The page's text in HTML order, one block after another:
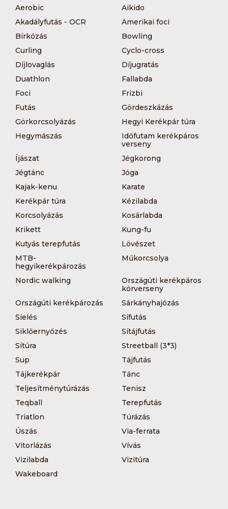
Aerobic
Aikido
Akadályfutás - OCR
Amerikai foci
Bírkózás
Bowling
Curling
Cyclo-cross
Díjlovaglás
Díjugratás
Duathlon
Fallabda
Foci
Frizbi
Futás
Gördeszkázás
Görkorcsolyázás
Hegyi Kerékpár túra
Hegymászás
Időfutam kerékpáros
verseny
Íjászat
Jégkorong
Jégtánc
Jóga
Kajak-kenu
Karate
Kerékpár túra
Kézilabda
Korcsolyázás
Kosárlabda
Krikett
Kung-fu
Kutyás terepfutás
Lövészet
MTB-
hegyikerékpározás
Műkorcsolya
Nordic walking
Országúti kerékpáros
körverseny
Országúti kerékpározás
Sárkányhajózás
Síelés
Sífutás
Siklőernyőzés
Sítájfutás
Sítúra
Streetball (3*3)
Sup
Tájfutás
Tájkerékpár
Tánc
Teljesítménytúrázás
Tenisz
Teqball
Terepfutás
Triatlon
Túrázás
Úszás
Via-ferrata
Vitorlázás
Vívás
Vizilabda
Vizitúra
Wakeboard